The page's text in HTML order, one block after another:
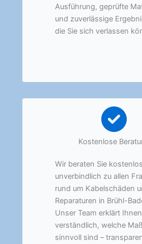
Ausführung, geprüfte
und zuverlässige
die Sie sich verlassen
Kostenlose
Wir beraten Sie
unverbindlich zu allen
rund um Kabelschäden
Reparaturen in Brühl-
Unser Team erklärt Ihnen
verständlich, welche
sinnvoll sind –